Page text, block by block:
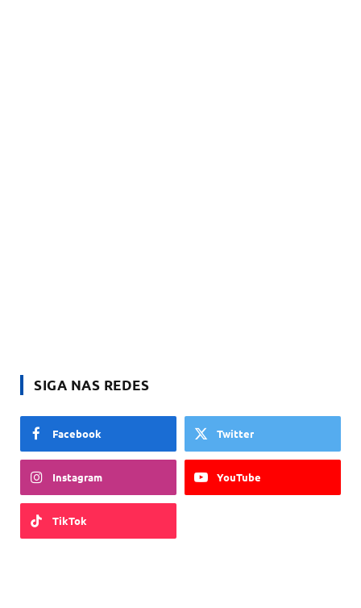
SIGA NAS REDES
Facebook Twitter
Instagram YouTube
TikTok